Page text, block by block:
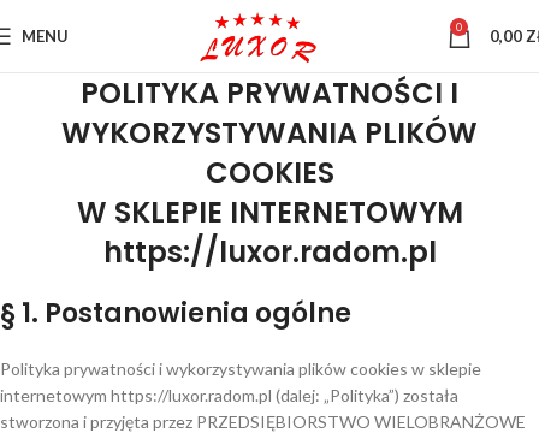
MENU 0 0,00
POLITYKA PRYWATNOŚCI I
WYKORZYSTYWANIA PLIKÓW
COOKIES
W SKLEPIE INTERNETOWYM
https://luxor.radom.pl
§ 1. Postanowienia ogólne
Polityka prywatności i wykorzystywania plików cookies w sklepie
internetowym https://luxor.radom.pl (dalej: „Polityka”) została
stworzona i przyjęta przez PRZEDSIĘBIORSTWO WIELOBRANŻOWE